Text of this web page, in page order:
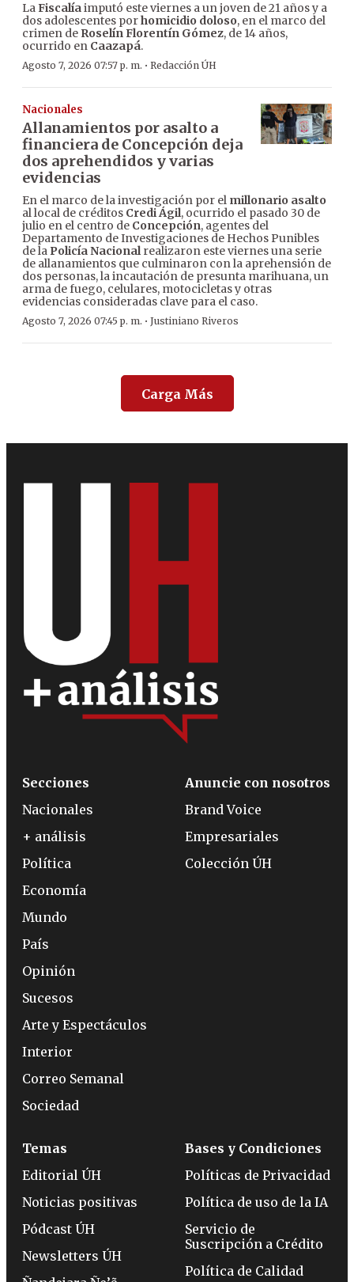
LaFiscalíaimputó este viernes a un joven de 21 años y a
dos adolescentes porhomicidio doloso, en el marco del
crimen de Roselín Florentín Gómez, de 14 años,
ocurrido en Caazapá.
Agosto 7, 2026 07:57 p. m. · Redacción ÚH
Nacionales
Allanamientos por asalto a
financiera de Concepción deja
dos aprehendidos y varias
evidencias
En el marco de la investigación por el millonario asalto
al local de créditos Credi Ágil, ocurrido el pasado 30 de
julio en el centro de Concepción, agentes del
Departamento de Investigaciones de Hechos Punibles
de la Policía Nacionalrealizaron este viernes una serie
de allanamientos que culminaron con la aprehensión de
dos personas, la incautación de presunta marihuana, un
arma de fuego, celulares, motocicletas y otras
evidencias consideradas clave para el caso.
Agosto 7, 2026 07:45 p. m. · Justiniano Riveros
Carga Más
Secciones
Nacionales
+ análisis
Política
Economía
Mundo
País
Opinión
Sucesos
Arte y Espectáculos
Interior
Correo Semanal
Sociedad
Anuncie con nosotros
Brand Voice
Empresariales
Colección ÚH
Temas
Editorial ÚH
Noticias positivas
Pódcast ÚH
Newsletters ÚH
Bases y Condiciones
Políticas de Privacidad
Política de uso de la IA
Servicio de
Suscripción a Crédito
Política de Calidad